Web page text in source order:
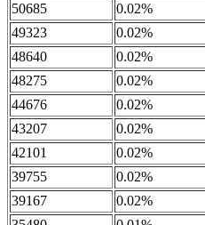
50685
0.02%
49323
0.02%
48640
0.02%
48275
0.02%
44676
0.02%
43207
0.02%
42101
0.02%
39755
0.02%
39167
0.02%